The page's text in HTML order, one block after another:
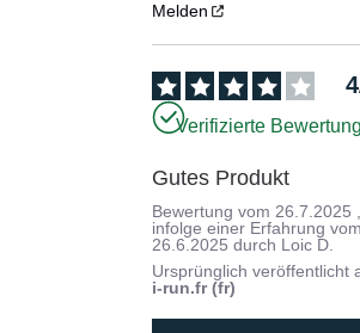
Melden
4
Verifizierte
Gutes Produkt
Bewertung vom 26.7.2025
infolge einer Erfahrung
26.6.2025 durch Loic D.
Ursprünglich veröffentlicht
i-run.fr (fr)